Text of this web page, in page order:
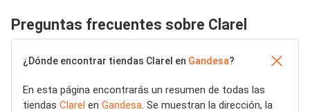
Preguntas frecuentes sobre Clarel
¿Dónde encontrar tiendas Clarel en Gandesa?
En esta página encontrarás un resumen de todas las
tiendas Clarel en Gandesa. Se muestran la dirección, la